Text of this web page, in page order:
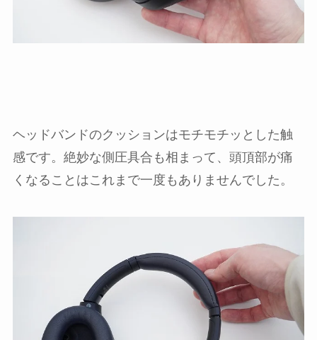
ヘッドバンドのクッションはモチモチッとした触
感です。絶妙な側圧具合も相まって、頭頂部が痛
くなることはこれまで一度もありませんでした。